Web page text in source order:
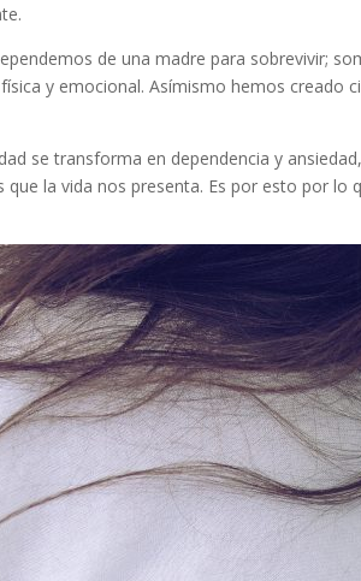
de una madre para sobrevivir;
y emocional. Asímismo hemos creado
se transforma en dependencia y
la vida nos presenta. Es por esto por lo